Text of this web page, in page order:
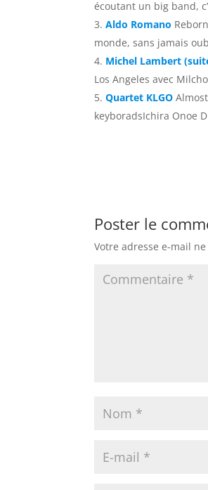
écoutant un big band,
Aldo Romano
monde, sans jamais
Michel Lambert
Los Angeles avec
Quartet KLGO
keyboradsIchira Onoe
Poster le
Votre adresse e-mail